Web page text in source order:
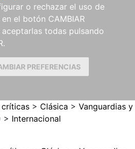
o rechazar el uso de
el botón CAMBIAR
aceptarlas todas pulsando
PREFERENCIAS
> Clásica > Vanguardias y
> Internacional